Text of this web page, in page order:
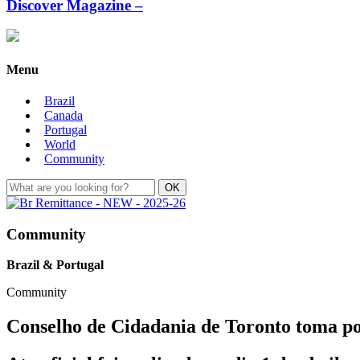
Discover Magazine –
Menu
Brazil
Canada
Portugal
World
Community
Community
Brazil & Portugal
Community
Conselho de Cidadania de Toronto toma